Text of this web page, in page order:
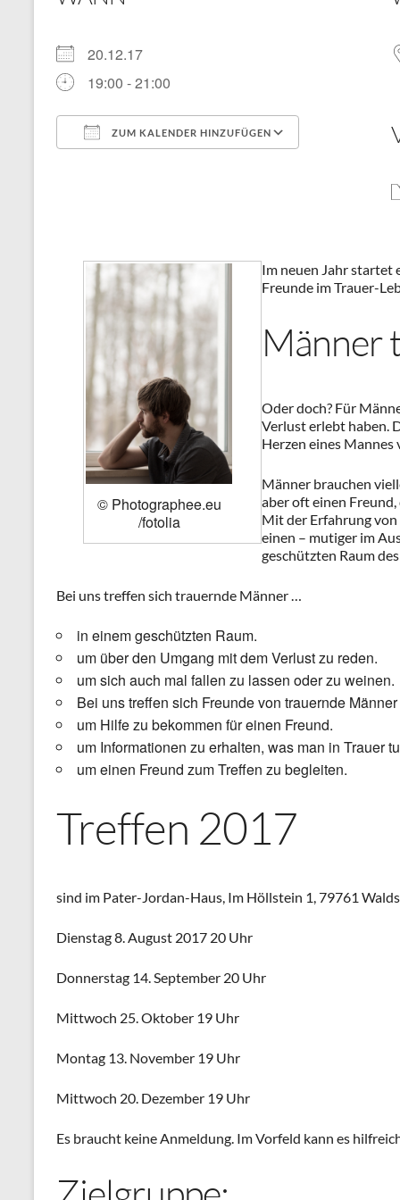
20.12.17
19:00 - 21:00
ZUM KALENDER HINZUFÜGEN
© Photographee.eu
/fotolia
Im neuen Jahr startet
Freunde im Trauer-
Männer
Oder doch? Für
Verlust erlebt haben.
Herzen eines
Männer brauchen
aber oft einen
Mit der Erfahrung
einen – mutiger im
geschützten Raum
Bei uns treffen sich trauernde Männer …
in einem geschützten Raum.
um über den Umgang mit dem Verlust zu reden.
um sich auch mal fallen zu lassen oder zu weinen.
Bei uns treffen sich Freunde von trauernde
um Hilfe zu bekommen für einen Freund.
um Informationen zu erhalten, was man in Trauer
um einen Freund zum Treffen zu begleiten.
Treffen 2017
sind im Pater-Jordan-Haus, Im Höllstein 1, 79761
Dienstag 8. August 2017 20 Uhr
Donnerstag 14. September 20 Uhr
Mittwoch 25. Oktober 19 Uhr
Montag 13. November 19 Uhr
Mittwoch 20. Dezember 19 Uhr
Es braucht keine Anmeldung. Im Vorfeld kann es